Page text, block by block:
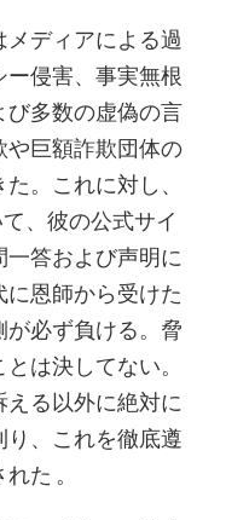
ディアによる過
侵害、事実無根
多数の虚偽の言
巨額詐欺団体の
。これに対し、
、彼の公式サイ
一答および声明に
恩師から受けた
が必ず負ける。脅
は決してない。
る以外に絶対に
、これを徹底遵
た 。